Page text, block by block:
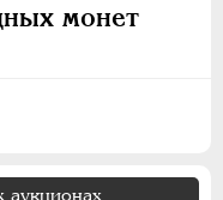
монет
аукционах